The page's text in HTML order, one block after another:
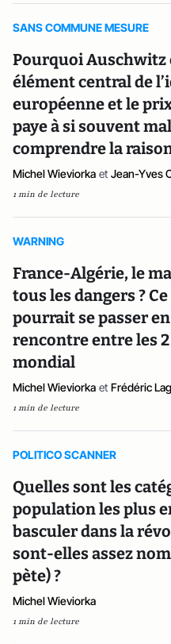
SANS COMMUNE MESURE
Pourquoi Auschwitz
élément central de
européenne et le
paye à si souvent
comprendre la
Michel Wieviorka et Jean-Yves
1 min de lecture
WARNING
France-Algérie, le
tous les dangers ?
pourrait se passer en
rencontre entre les 2
mondial
Michel Wieviorka et Frédéric
1 min de lecture
POLITICO SCANNER
Quelles sont les
population les plus
basculer dans la
sont-elles assez
pète) ?
Michel Wieviorka
1 min de lecture